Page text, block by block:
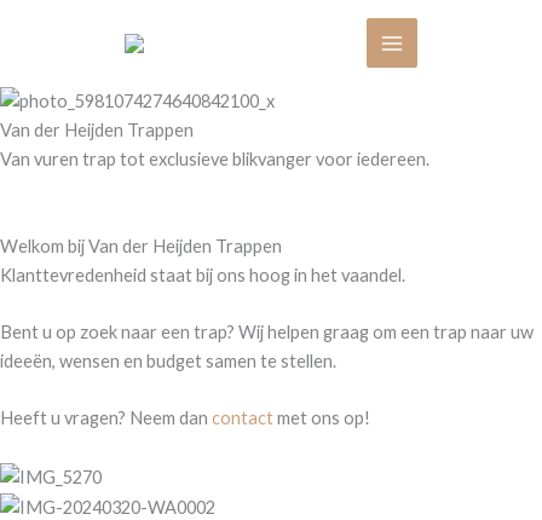
inhoud
Van der Heijden Trappen
Van vuren trap tot exclusieve blikvanger voor iedereen.
Welkom bij Van der Heijden Trappen
Klanttevredenheid staat bij ons hoog in het vaandel.
Bent u op zoek naar een trap? Wij helpen graag om een trap naar uw
ideeën, wensen en budget samen te stellen.
Heeft u vragen? Neem dan contactmet ons op!